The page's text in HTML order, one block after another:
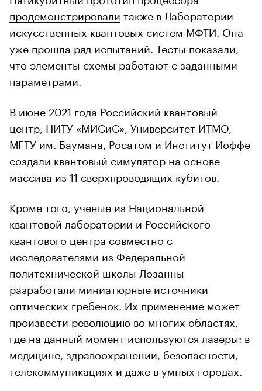
продемонстрировали также в Лаборатории
искусственных квантовых систем МФТИ. Она
уже прошла ряд испытаний. Тесты показали,
что элементы схемы работают с заданными
параметрами.
В июне 2021 года Российский квантовый
центр, НИТУ «МИСиС», Университет ИТМО,
МГТУ им. Баумана, Росатом и Институт Иоффе
создали квантовый симулятор на основе
массива из 11 сверхпроводящих кубитов.
Кроме того, ученые из Национальной
квантовой лаборатории и Российского
квантового центра совместно с
исследователями из Федеральной
политехнической школы Лозанны
разработали миниатюрные источники
оптических гребенок. Их применение может
произвести революцию во многих областях,
где на данный момент используются лазеры: в
медицине, здравоохранении, безопасности,
телекоммуникациях и даже в умных городах.